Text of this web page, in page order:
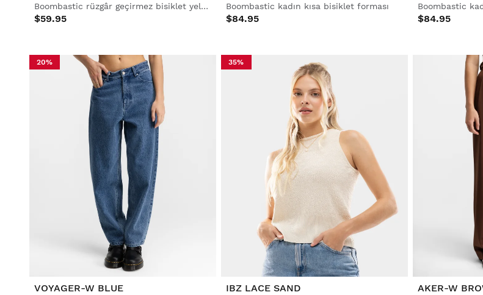
Boombastic rüzgâr geçirmez bisiklet yeleği
$59.95
Boombastic kadın kısa bisiklet forması
$84.95
Boombastic
$84.95
20%
VOYAGER-W BLUE
35%
IBZ LACE SAND AKER-W